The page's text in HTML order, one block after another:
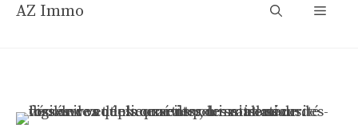
AllerAZ Immo Menu